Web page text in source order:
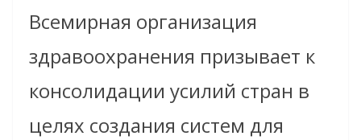
Всемирная организация
здравоохранения призывает к
консолидации усилий стран в
целях создания систем для